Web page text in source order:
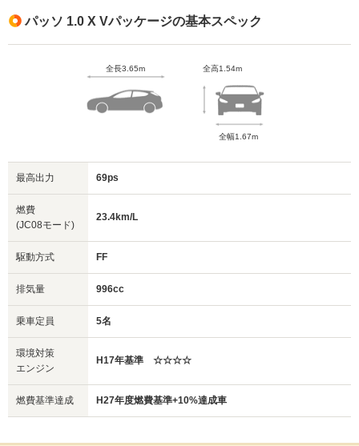
パッソ 1.0 X Vパッケージの基本スペック
全長3.65m 全高1.54m
全幅1.67m
最高出力 69ps
燃費
(JC08モード)
23.4km/L
駆動方式 FF
排気量 996cc
乗車定員 5名
環境対策
エンジン
H17年基準 ☆☆☆☆
燃費基準達成 H27年度燃費基準+10%達成車